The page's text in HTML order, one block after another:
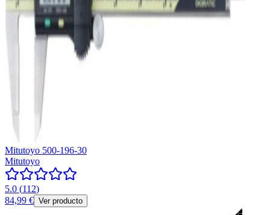
Mitutoyo 500-196-30
Mitutoyo
5.0 (112)
84,99 € Ver producto